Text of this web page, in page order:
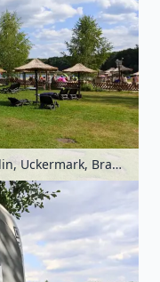
Badestelle am Lübbesee bei Templin, Uckermark, Brandenburg, Deutschland